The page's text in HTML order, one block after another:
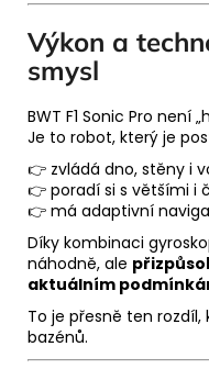
Výkon a
smysl
BWT F1 Sonic Pro není
Je to robot, který je
👉 zvládá dno, stěny i
👉 poradí si s většími i
👉 má adaptivní
Díky kombinaci
náhodně, ale
aktuálním
To je přesně ten
bazénů.